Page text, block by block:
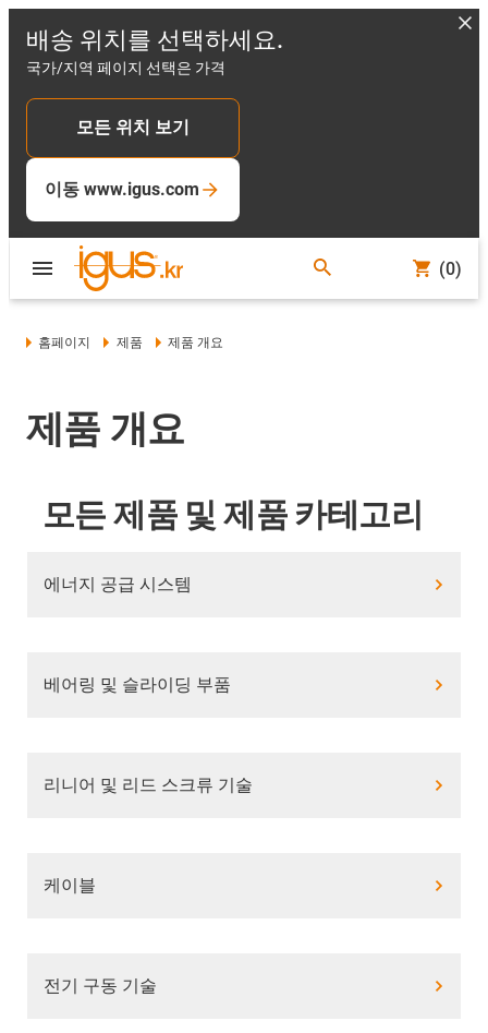
배송 위치를 선택하세요.
국가/지역 페이지 선택은 가격
모든 위치 보기
이동 www.igus.com
(0)
홈페이지 제품 제품 개요
제품 개요
모든 제품 및 제품 카테고리
에너지 공급 시스템
베어링 및 슬라이딩 부품
리니어 및 리드 스크류 기술
케이블
전기 구동 기술